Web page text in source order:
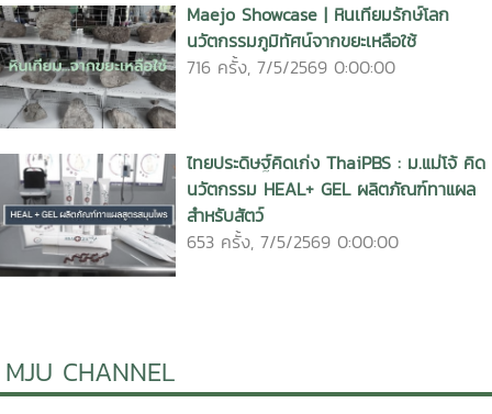
Maejo Showcase | หินเทียมรักษ์โลก
นวัตกรรมภูมิทัศน์จากขยะเหลือใช้
716 ครั้ง, 7/5/2569 0:00:00
ไทยประดิษฐ์คิดเก่ง ThaiPBS : ม.แม่โจ้ คิด
นวัตกรรม HEAL+ GEL ผลิตภัณฑ์ทาแผล
สำหรับสัตว์
653 ครั้ง, 7/5/2569 0:00:00
MJU CHANNEL